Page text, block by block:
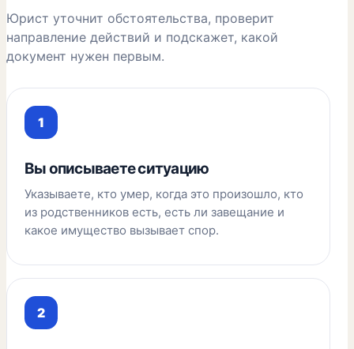
Юрист уточнит обстоятельства, проверит
направление действий и подскажет, какой
документ нужен первым.
Вы описываете ситуацию
Указываете, кто умер, когда это произошло, кто
из родственников есть, есть ли завещание и
какое имущество вызывает спор.